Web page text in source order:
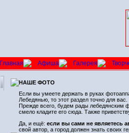
Главная Афиша Галерея
НАШЕ ФОТО
Если вы умеете держать в руках
Лебедянью, то этот раздел точно для
Прежде всего, будем рады лебедянским
смело кладите его сюда. Также
Да, и ещё: если вы сами не являетесь
свой автор, а город должен знать своих